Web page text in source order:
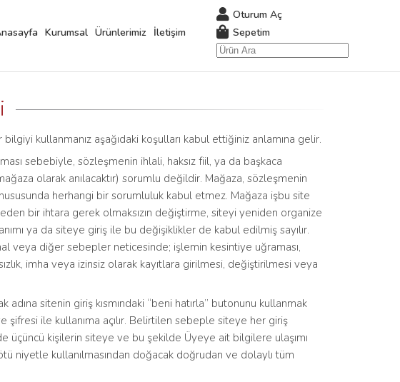
Kurumsal Ürünlerimiz İletişim
Oturum Aç
Sepetim
kullanmanız aşağıdaki koşulları kabul ettiğiniz anlamına gelir.
sebebiyle, sözleşmenin ihlali, haksız fiil, ya da başkaca
olarak anılacaktır) sorumlu değildir. Mağaza, sözleşmenin
herhangi bir sorumluluk kabul etmez. Mağaza işbu site
bir ihtara gerek olmaksızın değiştirme, siteyi yeniden organize
ya da siteye giriş ile bu değişiklikler de kabul edilmiş sayılır.
veya diğer sebepler neticesinde; işlemin kesintiye uğraması,
imha veya izinsiz olarak kayıtlara girilmesi, değiştirilmesi veya
sitenin giriş kısmındaki “beni hatırla” butonunu kullanmak
ile kullanıma açılır. Belirtilen sebeple siteye her giriş
üçüncü kişilerin siteye ve bu şekilde Üyeye ait bilgilere ulaşımı
niyetle kullanılmasından doğacak doğrudan ve dolaylı tüm